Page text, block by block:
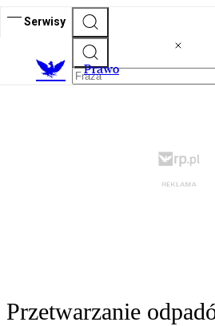
Serwisy
Prawo
Przetwarzanie